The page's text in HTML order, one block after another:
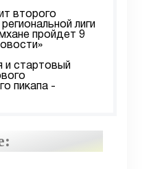
второго
лиги
пройдет 9
и стартовый
пикапа -